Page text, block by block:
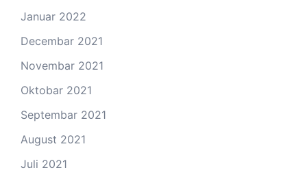
Januar 2022
Decembar 2021
Novembar 2021
Oktobar 2021
Septembar 2021
August 2021
Juli 2021